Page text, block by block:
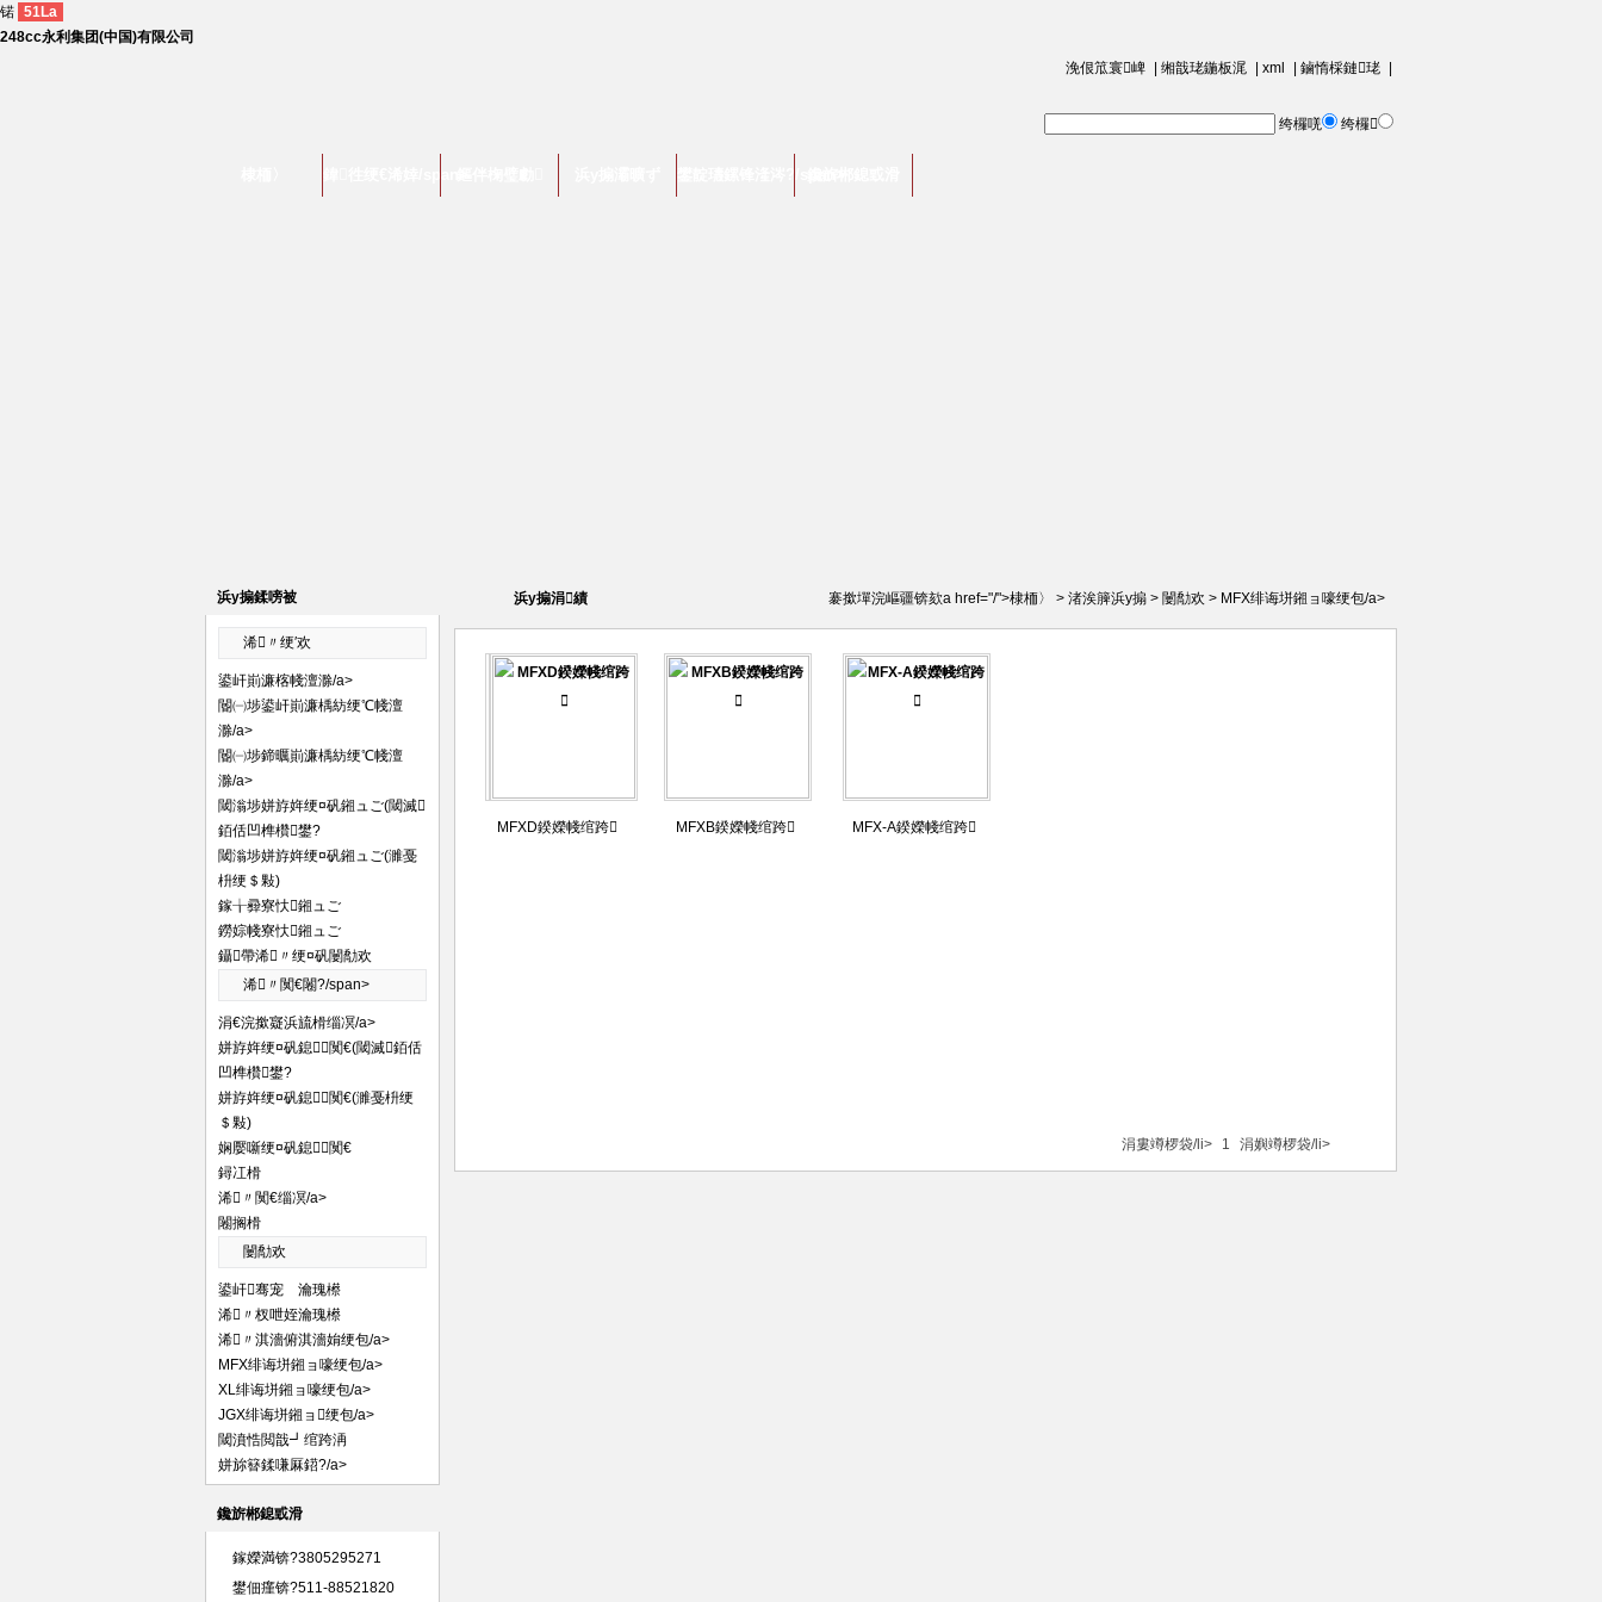
锘 51La
248cc永利集团(中国)有限公司
浼佷笟寰崥
缃戠珯鍦板浘 xml 鏀惰棌鏈珯
绔欏唴 绔欏
浜у搧鍒嗙被
浠〃绠′欢
鍙屽崱濂楁帴澶滁/a>
閽㈠埗鍙屽崱濂楀紡绠℃帴澶
滁/a>
閽㈠埗鍗曞崱濂楀紡绠℃帴澶
滁/a>
閾滃埗姘斿姩绠¤矾鎺ュご(閾滅
銆佸凹榫欑鐢?
閾滃埗姘斿姩绠¤矾鎺ュご(濉戞
枡绠＄敤)
鎵╁彛寮忕鎺ュご
鐒婃帴寮忕鎺ュご
鑷帶浠〃绠¤矾闄勪欢
浠〃闃€闂?/span>
涓€浣撳寲浜旈榾缁凕/a>
姘斿姩绠¤矾鎴闃€(閾滅銆佸
凹榫欑鐢?
姘斿姩绠¤矾鎴闃€(濉戞枡绠
＄敤)
娴嬮噺绠¤矾鎴闃€
鐞冮榾
浠〃闃€缁凕/a>
闂搁榾
闄勪欢
鍙屽骞宠 瀹瑰櫒
浠〃杈呭姪瀹瑰櫒
浠〃淇濇俯淇濇姢绠包/a>
MFX绯诲垪鎺ョ嚎绠包/a>
XL绯诲垪鎺ョ嚎绠包/a>
JGX绯诲垪鎺ョ绠包/a>
閾濆悎閲戠┛绾跨洅
姘旀簮鍒嗛厤鍣?/a>
鑱旂郴鎴戜滑
鎵嬫満锛?3805295271
鐢佃瘽锛?511-88521820
褰撳墠浣嶇疆锛欬a href="/">棣栭〉 > 渚涘簲浜у搧 > 闄勪欢 > MFX绯诲垪鎺ョ嚎绠包/a>
浜у搧涓績
MFXD鍨嬫帴绾跨 MFXB鍨嬫帴绾跨 MFX-A鍨嬫帴绾跨
涓婁竴椤袋/li> 1 涓嬩竴椤袋/li>